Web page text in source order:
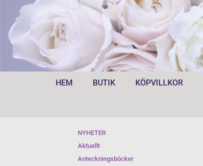
HEM BUTIK KÖPVILLKOR
NYHETER
Aktuellt
Anteckningsböcker